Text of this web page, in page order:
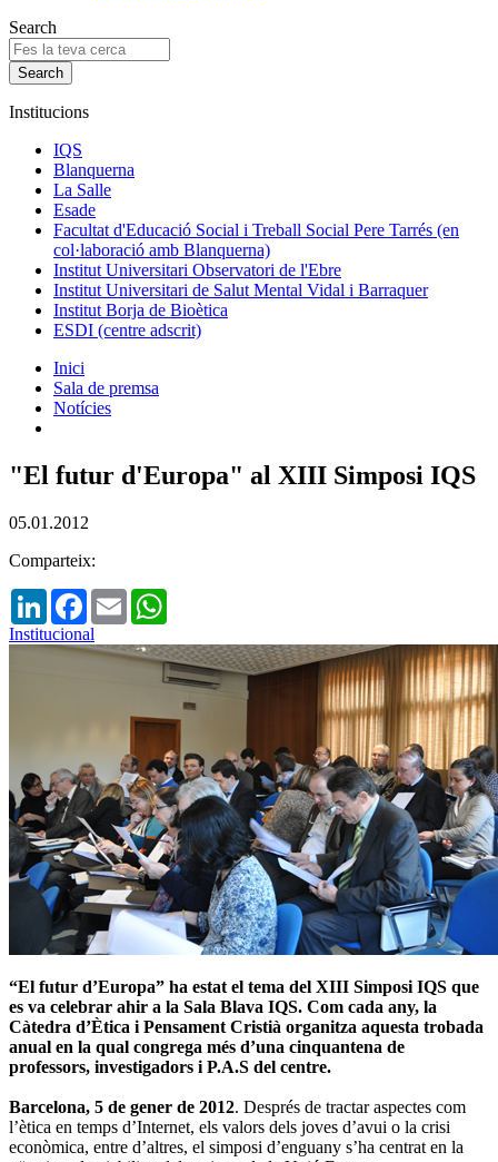
Search
Institucions
IQS
Blanquerna
La Salle
Esade
Facultat d'Educació Social i Treball Social Pere Tarrés (en
col·laboració amb Blanquerna)
Institut Universitari Observatori de l'Ebre
Institut Universitari de Salut Mental Vidal i Barraquer
Institut Borja de Bioètica
ESDI (centre adscrit)
Inici
Sala de premsa
Notícies
"El futur d'Europa" al XIII Simposi IQS
05.01.2012
Comparteix:
LinkedInFacebook
Email
Institucional
“El futur d’Europa” ha estat el tema del XIII Simposi IQS que
es va celebrar ahir a la Sala Blava IQS. Com cada any, la
Càtedra d’Ètica i Pensament Cristià organitza aquesta trobada
anual en la qual congrega més d’una cinquantena de
professors, investigadors i P.A.S del centre.
Barcelona, 5 de gener de 2012. Després de tractar aspectes com
l’ètica en temps d’Internet, els valors dels joves d’avui o la crisi
econòmica, entre d’altres, el simposi d’enguany s’ha centrat en la